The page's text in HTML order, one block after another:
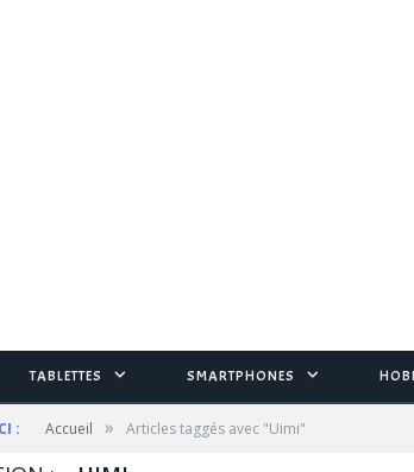
TABLETTES SMARTPHONES
: Accueil » Articles taggés avec "Uimi"